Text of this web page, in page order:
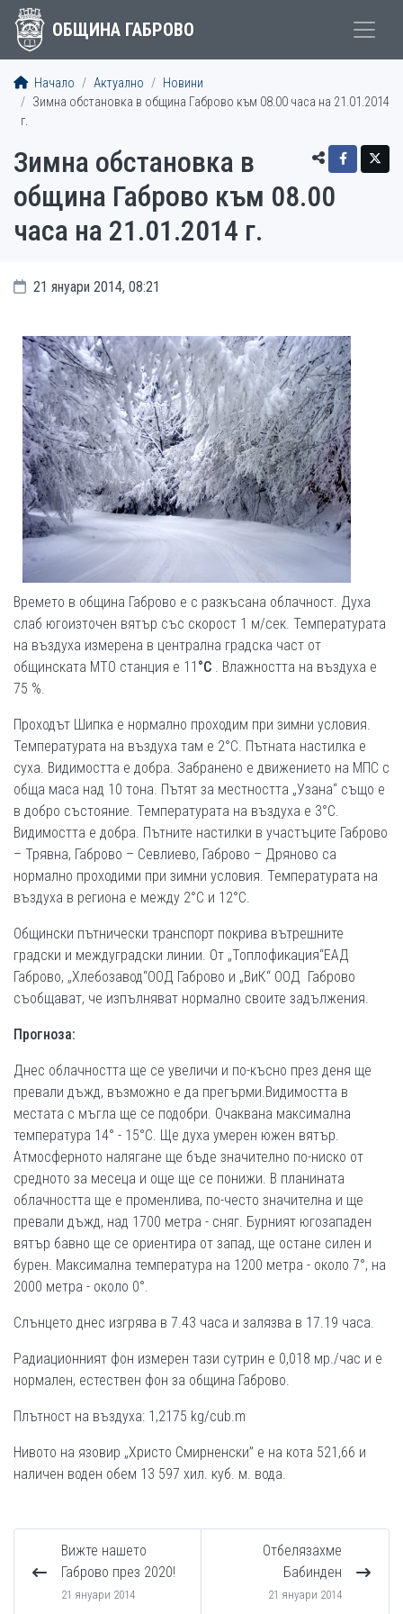
ОБЩИНА ГАБРОВО
Начало Актуално
Новини
Зимна обстановка в община Габрово към 08.00 часа на 21.01.2014
г.
Зимна обстановка в
община Габрово към 08.00
часа на 21.01.2014 г.
21 януари 2014, 08:21
Времето в община Габрово е с разкъсана облачност. Духа
слаб югоизточен вятър със скорост 1 м/сек. Температурата
на въздуха измерена в централна градска част от
общинската МТО станция е 11 °С . Влажността на въздуха е
75 %.
Проходът Шипка е нормално проходим при зимни условия.
Температурата на въздуха там е 2°С. Пътната настилка е
суха. Видимостта е добра. Забранено е движението на МПС с
обща маса над 10 тона. Пътят за местността „Узана“ също е
в добро състояние. Температурата на въздуха е 3°С.
Видимостта е добра. Пътните настилки в участъците Габрово
– Трявна, Габрово – Севлиево, Габрово – Дряново са
нормално проходими при зимни условия. Температурата на
въздуха в региона е между 2°С и 12°С.
Общински пътнически транспорт покрива вътрешните
градски и междуградски линии. От „Топлофикация“ЕАД
Габрово, „Хлебозавод“ООД Габрово и „ВиК“ ООД Габрово
съобщават, че изпълняват нормално своите задължения.
Прогноза:
Днес облачността ще се увеличи и по-късно през деня ще
превали дъжд, възможно е да прегърми.Видимостта в
местата с мъгла ще се подобри. Очаквана максимална
температура 14° - 15°С. Ще духа умерен южен вятър.
Атмосферното налягане ще бъде значително по-ниско от
средното за месеца и още ще се понижи. В планината
облачността ще е променлива, по-често значителна и ще
превали дъжд, над 1700 метра - сняг. Бурният югозападен
вятър бавно ще се ориентира от запад, ще остане силен и
бурен. Максимална температура на 1200 метра - около 7°, на
2000 метра - около 0°.
Слънцето днес изгрява в 7.43 часа и залязва в 17.19 часа.
Радиационният фон измерен тази сутрин е 0,018 мр./час и е
нормален, естествен фон за община Габрово.
Плътност на въздуха: 1,2175 kg/cub.m
Нивото на язoвир „Христо Смирненски” е на кота 521,66 и
наличен воден обем 13 597 хил. куб. м. вода.
Вижте нашето
Габрово през 2020!
21 януари 2014
Отбелязахме
Бабинден
21 януари 2014